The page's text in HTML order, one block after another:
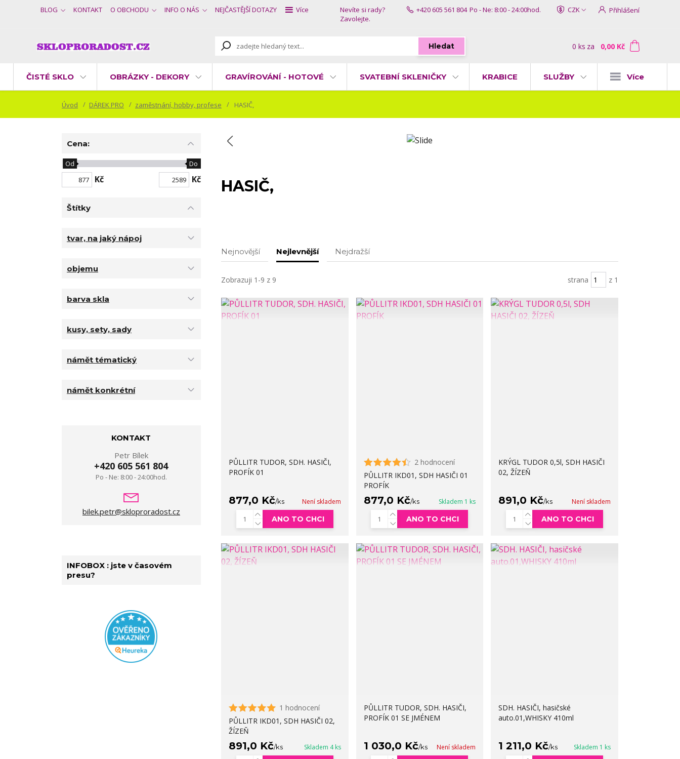
BLOG KONTAKT O OBCHODU INFO O NÁS NEJČASTĚJŠÍ DOTAZY Více CZK Přihlášení
Hledat
Nevíte si rady?
Zavolejte.
+420 605 561 804 Po - Ne: 8:00 - 24:00hod.
0 ks za 0,00 Kč
ČISTÉ SKLO OBRÁZKY - DEKORY GRAVÍROVÁNÍ - HOTOVÉ SVATEBNÍ SKLENIČKY KRABICE SLUŽBY Více
Úvod DÁREK PRO zaměstnání, hobby, profese HASIČ,
HASIČ,
Nejnovější Nejlevnější Nejdražší
Zobrazuji 1-9 z 9 strana z 1
PŮLLITR TUDOR, SDH. HASIČI,
PROFÍK 01
877,0 Kč/ks Není skladem
ANO TO CHCI
2 hodnocení
PŮLLITR IKD01, SDH HASIČI 01
PROFÍK
877,0 Kč/ks Skladem 1 ks
ANO TO CHCI
KRÝGL TUDOR 0,5l, SDH HASIČI
02, ŽÍZEŇ
891,0 Kč/ks Není skladem
ANO TO CHCI
1 hodnocení
PŮLLITR IKD01, SDH HASIČI 02,
ŽÍZEŇ
891,0 Kč/ks Skladem 4 ks
PŮLLITR TUDOR, SDH. HASIČI,
PROFÍK 01 SE JMÉNEM
1 030,0 Kč/ks Není skladem
SDH. HASIČI, hasičské
auto.01,WHISKY 410ml
1 211,0 Kč/ks Skladem 1 ks
Cena:
Kč
Od Do
Kč
Štítky
tvar, na jaký nápoj
objemu
barva skla
kusy, sety, sady
námět tématický
námět konkrétní
KONTAKT
Petr Bílek
+420 605 561 804
Po - Ne: 8:00 - 24:00hod.
bilek.petr@skloproradost.cz
INFOBOX : jste v časovém
presu?